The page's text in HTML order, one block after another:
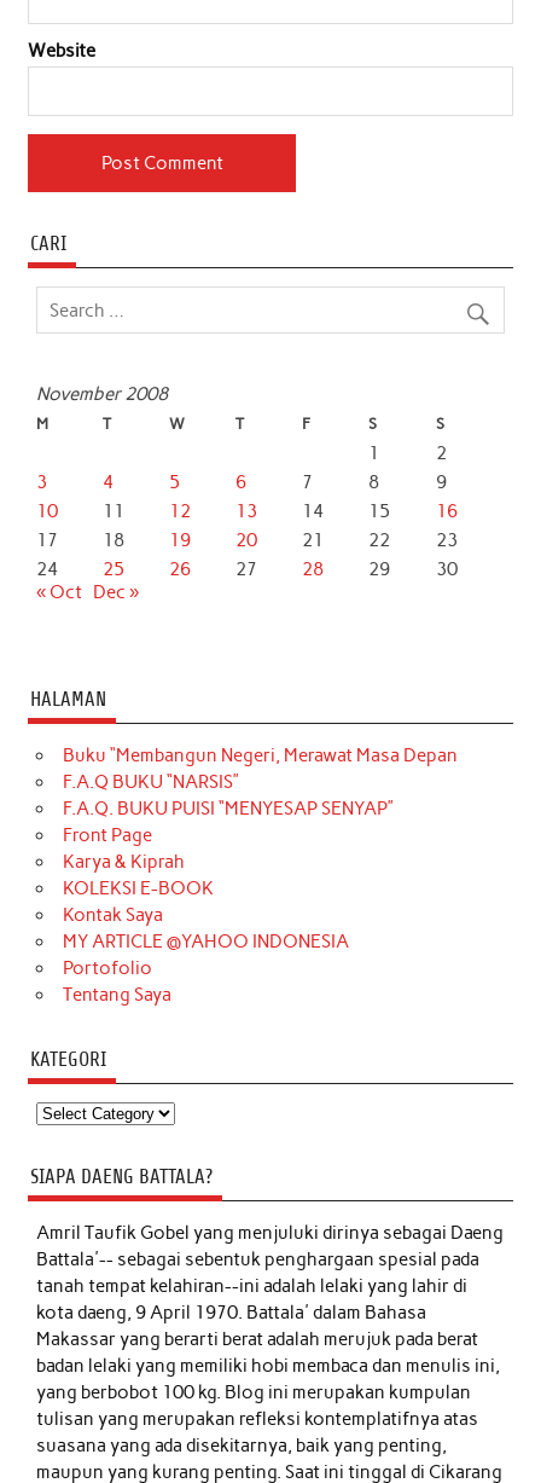
Website
CARI
November 2008
M T W T F S S
1
2
3
4 5 6 7 8
9
10
11 12 13 14 15
16
17
18 19 20 21 22
23
24
25 26 27 28 29
30
« Oct Dec »
HALAMAN
Buku “Membangun Negeri, Merawat Masa Depan
F.A.Q BUKU “NARSIS”
F.A.Q. BUKU PUISI “MENYESAP SENYAP”
Front Page
Karya & Kiprah
KOLEKSI E-BOOK
Kontak Saya
MY ARTICLE @YAHOO INDONESIA
Portofolio
Tentang Saya
KATEGORI
Kategori
SIAPA DAENG BATTALA?
Amril Taufik Gobelyang menjuluki dirinya sebagai Daeng
Battala'-- sebagai sebentuk penghargaan spesial pada
tanah tempat kelahiran--ini adalah lelaki yang lahir di
kota daeng, 9 April 1970. Battala' dalam Bahasa
Makassar yang berarti berat adalah merujuk pada berat
badan lelaki yang memiliki hobi membaca dan menulis ini,
yang berbobot 100 kg. Blog ini merupakan kumpulan
tulisan yang merupakan refleksi kontemplatifnya atas
suasana yang ada disekitarnya, baik yang penting,
maupun yang kurang penting. Saat ini tinggal di Cikarang